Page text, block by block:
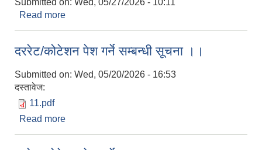
Read more
दररेट/कोटेशन पेश गर्ने सम्बन्धी सूचना ।।
Submitted on: Wed, 05/20/2026 - 16:53
दस्तावेज:
11.pdf
Read more